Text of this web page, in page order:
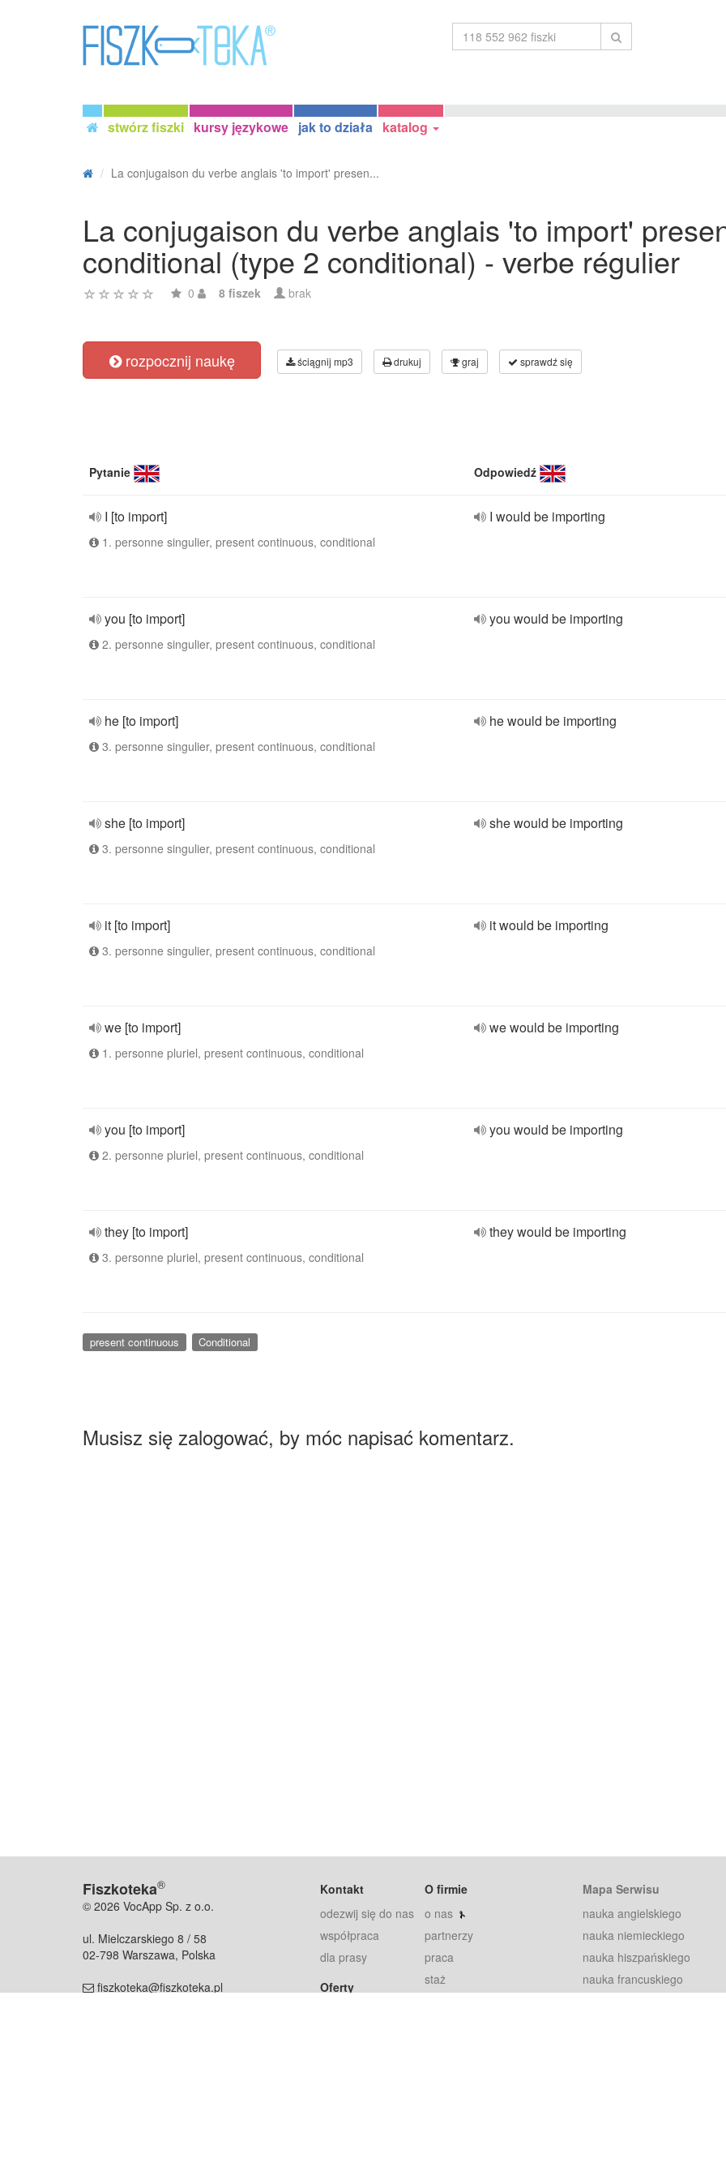
stwórz fiszki kursy językowe jak to działa katalog
La conjugaison du verbe anglais 'to import' presen...
La conjugaison du verbe anglais 'to import'
conditional (type 2 conditional) - verbe régulier
0 8 fiszek brak
rozpocznij naukę ściągnij mp3 drukuj graj sprawdź się
Pytanie Odpowiedź
I [to import]
1. personne singulier, present continuous, conditional
I would be importing
you [to import]
2. personne singulier, present continuous, conditional
you would be importing
he [to import]
3. personne singulier, present continuous, conditional
he would be importing
she [to import]
3. personne singulier, present continuous, conditional
she would be importing
it [to import]
3. personne singulier, present continuous, conditional
it would be importing
we [to import]
1. personne pluriel, present continuous, conditional
we would be importing
you [to import]
2. personne pluriel, present continuous, conditional
you would be importing
they [to import]
3. personne pluriel, present continuous, conditional
they would be importing
present continuous Conditional
Musisz się zalogować, by móc napisać komentarz.
Fiszkoteka®
© 2026 VocApp Sp. z o.o.
ul. Mielczarskiego 8 / 58
02-798 Warszawa, Polska
fiszkoteka@fiszkoteka.pl
Kontakt
odezwij się do nas
współpraca
dla prasy
Oferty
O firmie
o nas
partnerzy
praca
staż
Mapa Serwisu
nauka angielskiego
nauka niemieckiego
nauka hiszpańskiego
nauka francuskiego